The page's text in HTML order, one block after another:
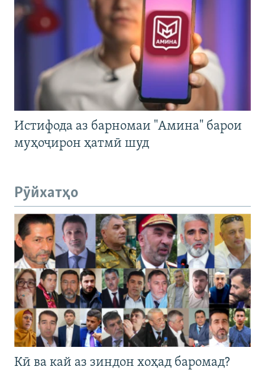
Истифода аз барномаи "Амина" барои
муҳоҷирон ҳатмӣ шуд
Рӯйхатҳо
Кӣ ва кай аз зиндон хоҳад баромад?